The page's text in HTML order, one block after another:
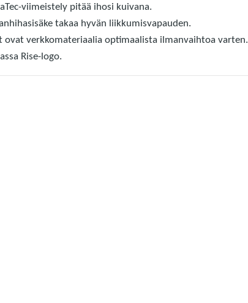
viimeistely pitää ihosi kuivana.
takaa hyvän liikkumisvapauden.
ovat verkkomateriaalia optimaalista ilmanvaihtoa varten.
Rise-logo.